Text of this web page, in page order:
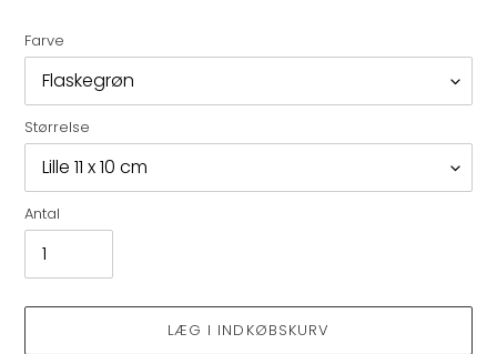
Farve
Størrelse
Antal
LÆG I INDKØBSKURV